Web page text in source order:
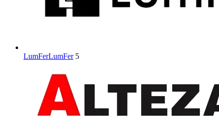
LumFerLumFer 5